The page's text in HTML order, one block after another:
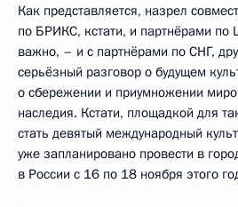
Как представляется, назрел
по БРИКС, кстати, и партнёрами
важно, – и с партнёрами по СНГ,
серьёзный разговор о будущем
о сбережении и приумножении
наследия. Кстати, площадкой для
стать девятый международный
уже запланировано провести в
в России с 16 по 18 ноября этого